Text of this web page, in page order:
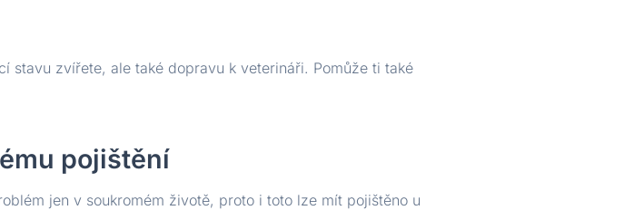
stavu zvířete, ale také dopravu k veterináři. Pomůže ti také
pojištění
jen v soukromém životě, proto i toto lze mít pojištěno u